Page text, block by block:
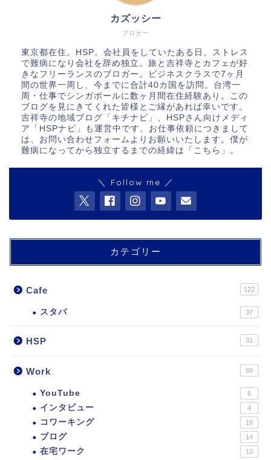
ブロガー
カズッシー
東京都在住。HSP。会社員をしていたある日、ストレス
で難病になり会社を辞め独立。旅と吉祥寺とカフェが好
きなフリーランスのブロガー。ビジネスクラスで7ヶ月
間の世界一周し、今までに合計40カ国を訪問。台湾一
周・仕事でシンガポールに数ヶ月間在住経験あり。この
ブログを見にきてくれた皆様とご縁があれば幸いです。
吉祥寺の地域ブログ「キチナビ」、HSPさん向けメディ
ア「HSPナビ」も運営中です。お仕事依頼につきまして
は、お問い合わせフォームよりお願いいたします。僕が
難病になってから独立するまでの経緯は「 こちら 」。
＼ Follow me ／
カテゴリー
Cafe 122
スタバ 37
HSP 31
Work 69
YouTube 6
インタビュー 4
コワーキング 19
ブログ 14
在宅ワーク 10